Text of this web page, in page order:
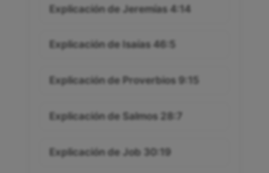
Explicación de Jeremías 4:14
Explicación de Isaías 46:5
Explicación de Proverbios 9:15
Explicación de Salmos 28:7
Explicación de Job 30:19